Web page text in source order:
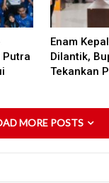
Putra
Enam
Dilantik,
Tekankan
MORE POSTS